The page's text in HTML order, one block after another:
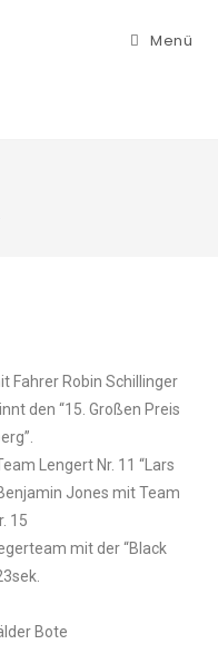
Menü
Fahrer Robin Schillinger
den “15. Großen Preis
Lengert Nr. 11 “Lars
Jones mit Team
15
mit der “Black
Bote